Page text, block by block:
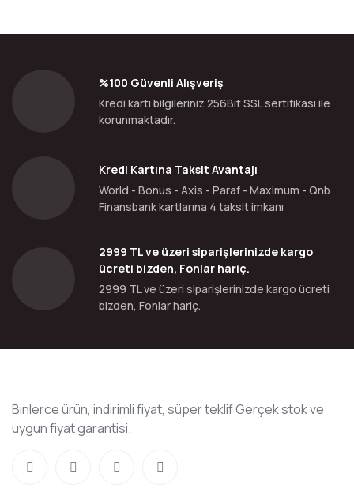
%100 Güvenli Alışveriş
Kredi kartı bilgileriniz 256Bit SSL sertifikası ile
korunmaktadır.
Kredi Kartına Taksit Avantajı
World - Bonus - Axis - Paraf - Maximum - Qnb
Finansbank kartlarına 4 taksit imkanı
2999 TL ve üzeri siparişlerinizde kargo
ücreti bizden, Fonlar hariç.
2999 TL ve üzeri siparişlerinizde kargo ücreti
bizden, Fonlar hariç.
Binlerce ürün, indirimli fiyat, süper teklif Gerçek stok ve
uygun fiyat garantisi.